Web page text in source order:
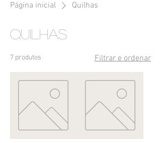
Página inicial Quilhas
Quilhas
7 produtos Filtrar e ordenar